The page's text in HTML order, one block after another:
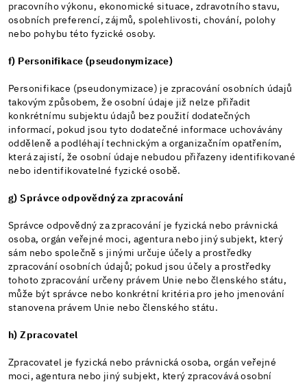
pracovního výkonu, ekonomické situace, zdravotního stavu,
osobních preferencí, zájmů, spolehlivosti, chování, polohy
nebo pohybu této fyzické osoby.
f) Personifikace (pseudonymizace)
Personifikace (pseudonymizace) je zpracování osobních údajů
takovým způsobem, že osobní údaje již nelze přiřadit
konkrétnímu subjektu údajů bez použití dodatečných
informací, pokud jsou tyto dodatečné informace uchovávány
odděleně a podléhají technickým a organizačním opatřením,
která zajistí, že osobní údaje nebudou přiřazeny identifikované
nebo identifikovatelné fyzické osobě.
g) Správce odpovědný za zpracování
Správce odpovědný za zpracování je fyzická nebo právnická
osoba, orgán veřejné moci, agentura nebo jiný subjekt, který
sám nebo společně s jinými určuje účely a prostředky
zpracování osobních údajů; pokud jsou účely a prostředky
tohoto zpracování určeny právem Unie nebo členského státu,
může být správce nebo konkrétní kritéria pro jeho jmenování
stanovena právem Unie nebo členského státu.
h) Zpracovatel
Zpracovatel je fyzická nebo právnická osoba, orgán veřejné
moci, agentura nebo jiný subjekt, který zpracovává osobní